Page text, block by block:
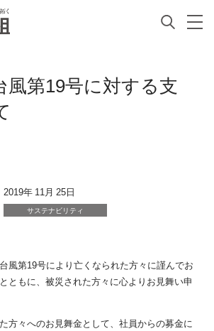
風第19号に対する支
2019年 11月 25日
サステナビリティ
風第19号により亡くなられた方々に謹んでお
ともに、被災された方々に心よりお見舞い申
方々へのお見舞金として、社員からの募金に